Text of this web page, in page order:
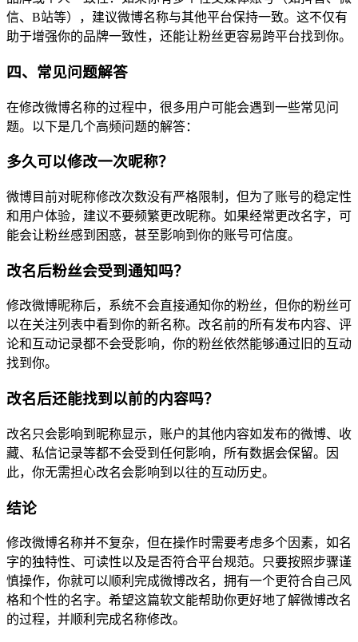
信、B站等），建议微博名称与其他平台保持一致。这不仅有
助于增强你的品牌一致性，还能让粉丝更容易跨平台找到你。
四、常见问题解答
在修改微博名称的过程中，很多用户可能会遇到一些常见问
题。以下是几个高频问题的解答：
多久可以修改一次昵称？
微博目前对昵称修改次数没有严格限制，但为了账号的稳定性
和用户体验，建议不要频繁更改昵称。如果经常更改名字，可
能会让粉丝感到困惑，甚至影响到你的账号可信度。
改名后粉丝会受到通知吗？
修改微博昵称后，系统不会直接通知你的粉丝，但你的粉丝可
以在关注列表中看到你的新名称。改名前的所有发布内容、评
论和互动记录都不会受影响，你的粉丝依然能够通过旧的互动
找到你。
改名后还能找到以前的内容吗？
改名只会影响到昵称显示，账户的其他内容如发布的微博、收
藏、私信记录等都不会受到任何影响，所有数据会保留。因
此，你无需担心改名会影响到以往的互动历史。
结论
修改微博名称并不复杂，但在操作时需要考虑多个因素，如名
字的独特性、可读性以及是否符合平台规范。只要按照步骤谨
慎操作，你就可以顺利完成微博改名，拥有一个更符合自己风
格和个性的名字。希望这篇软文能帮助你更好地了解微博改名
的过程，并顺利完成名称修改。